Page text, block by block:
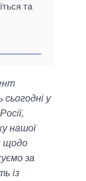
та
у
нашої
щодо
за
із